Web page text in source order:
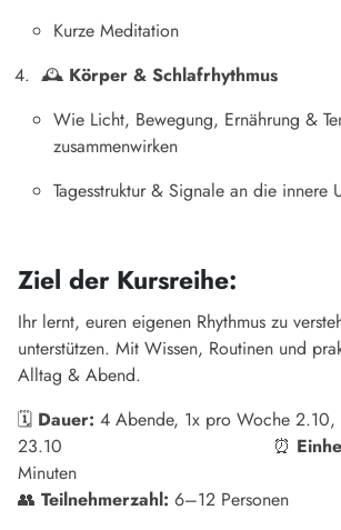
Kurze Meditation
🕰 Körper & Schlafrhythmus
Wie Licht, Bewegung, Ernährung &
zusammenwirken
Tagesstruktur & Signale an die innere
Ziel der Kursreihe:
Ihr lernt, euren eigenen Rhythmus zu
unterstützen. Mit Wissen, Routinen und
Alltag & Abend.
🗓 Dauer: 4 Abende, 1x pro Woche
23.10 ⏰
Minuten
👥 Teilnehmerzahl: 6–12 Personen